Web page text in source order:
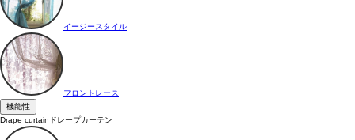
イージースタイル
フロントレース
機能性
Drape curtain ドレープカーテン